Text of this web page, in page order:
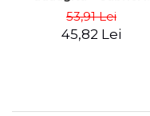
53,91 Lei
45,82 Lei